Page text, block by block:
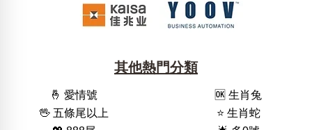
其他熱門分類
🤞 愛情號
🆗️ 生肖兔
🖖 五條尾以上
⭐️ 生肖蛇